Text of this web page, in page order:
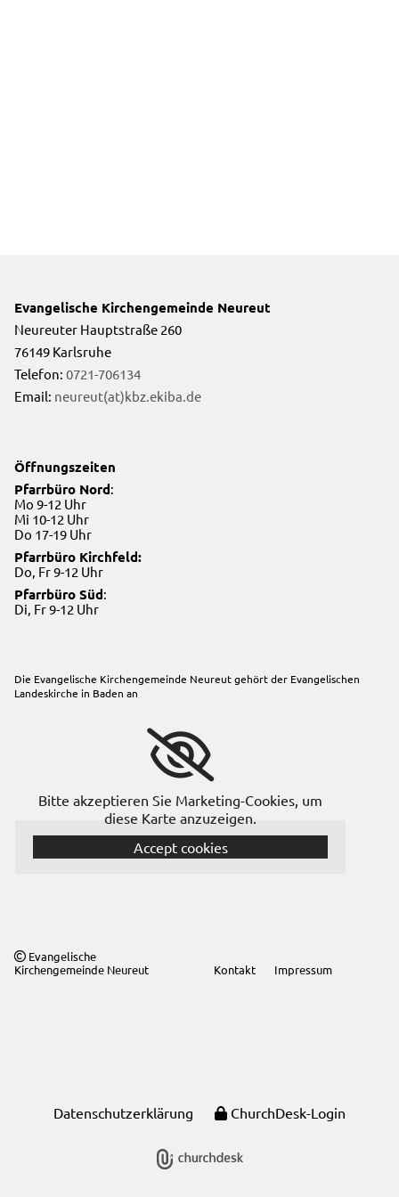
Evangelische Kirchengemeinde Neureut
Neureuter Hauptstraße 260
76149 Karlsruhe
Telefon: 0721-706134
Email: neureut(at)kbz.ekiba.de
Öffnungszeiten
Pfarrbüro Nord:
Mo 9-12 Uhr
Mi 10-12 Uhr
Do 17-19 Uhr
Pfarrbüro Kirchfeld:
Do, Fr 9-12 Uhr
Pfarrbüro Süd:
Di, Fr 9-12 Uhr
Die Evangelische Kirchengemeinde Neureut gehört der Evangelischen
Landeskirche in Baden an
Bitte akzeptieren Sie Marketing-Cookies, um
diese Karte anzuzeigen.
Accept cookies
 Evangelische
Kirchengemeinde Neureut
Kontakt Impressum
Datenschutzerklärung ChurchDesk-Login